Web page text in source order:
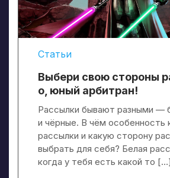
Статьи
Выбери свою стороны
о, юный арбитран!
Рассылки бывают разными —
и чёрные. В чём особенность
рассылки и какую сторону
выбрать для себя? Белая
когда у тебя есть какой то […]